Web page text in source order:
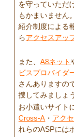
を守っていただ
もかまいません
紹介制度による
らアクセスアッ
また、A8ネット
ビスプロバイダ
さんありますの
捜してみましょ
お小遣いサイト
Cross-A ・ アク
れらのASPには